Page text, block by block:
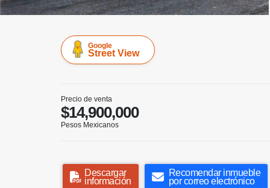
Google
Street View
Precio de venta
$14,900,000
Pesos Mexicanos
Descargar
información
Recomendar inmueble
por correo electrónico